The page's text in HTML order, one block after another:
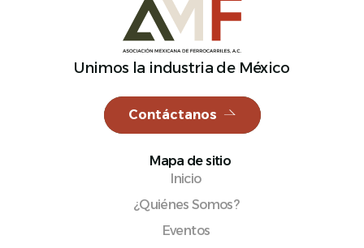
Unimos la industria de México
Contáctanos
Mapa de sitio
Inicio
¿Quiénes Somos?
Eventos